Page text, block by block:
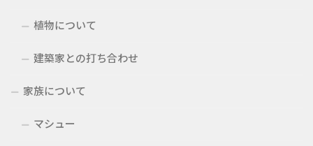
植物について
建築家との打ち合わせ
家族について
マシュー